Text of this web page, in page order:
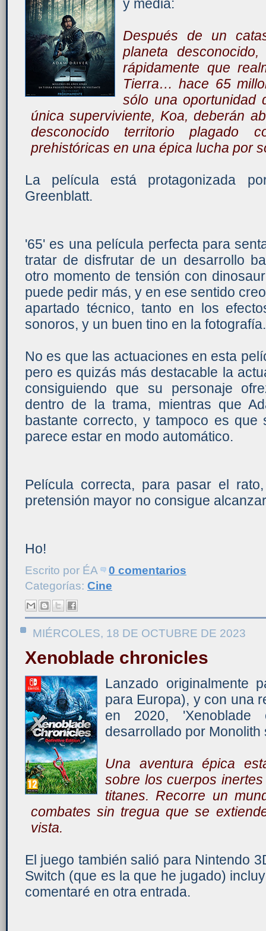
y media:
Después de un
planeta
rápidamente que
Tierra… hace 65
sólo una oportunidad
única superviviente, Koa, deberán
desconocido territorio plagado
prehistóricas en una épica lucha por
La película está protagonizada
Greenblatt.
'65' es una película perfecta para
tratar de disfrutar de un desarrollo
otro momento de tensión con
puede pedir más, y en ese sentido
apartado técnico, tanto en los
sonoros, y un buen tino en la fotografía.
No es que las actuaciones en esta
pero es quizás más destacable la
consiguiendo que su personaje
dentro de la trama, mientras que
bastante correcto, y tampoco es que
parece estar en modo automático.
Película correcta, para pasar el
pretensión mayor no consigue
Ho!
Escrito por ÉA
0 comentarios
Categorías: Cine
MIÉRCOLES, 18 DE OCTUBRE DE 2023
Xenoblade chronicles
Lanzado originalmente
para Europa), y con una
en 2020,
desarrollado por Monolith
Una aventura épica
sobre los cuerpos
titanes. Recorre un
combates sin tregua que se
vista.
El juego también salió para Nintendo
Switch (que es la que he jugado)
comentaré en otra entrada.